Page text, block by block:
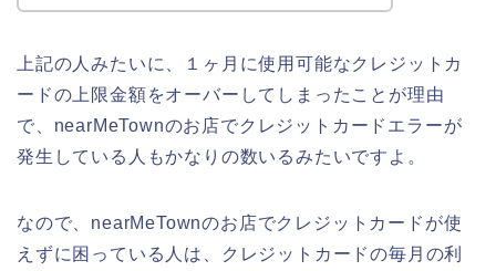
上記の人みたいに、１ヶ月に使用可能なクレジットカ
ードの上限金額をオーバーしてしまったことが理由
で、nearMeTownのお店でクレジットカードエラーが
発生している人もかなりの数いるみたいですよ。
なので、nearMeTownのお店でクレジットカードが使
えずに困っている人は、クレジットカードの毎月の利